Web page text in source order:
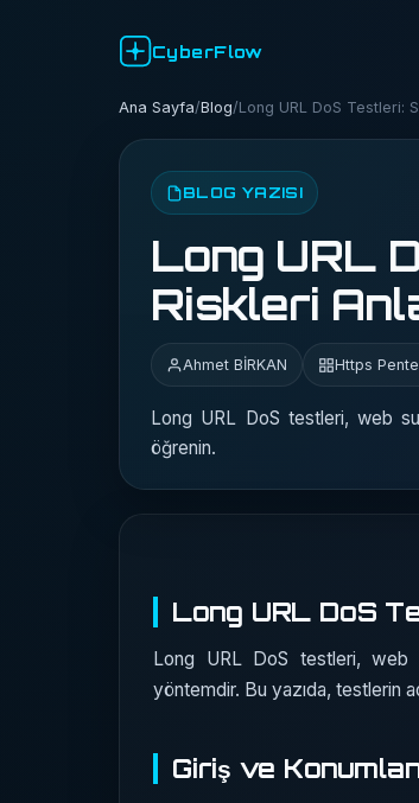
CyberFlow
Ana Sayfa/Blog/Long URL DoS Testleri:
BLOG YAZISI
Long URL
Riskleri
Ahmet BİRKAN Https
Long URL DoS testleri, web
öğrenin.
Long URL DoS
Long URL DoS testleri, web
yöntemdir. Bu yazıda, testlerin
Giriş ve